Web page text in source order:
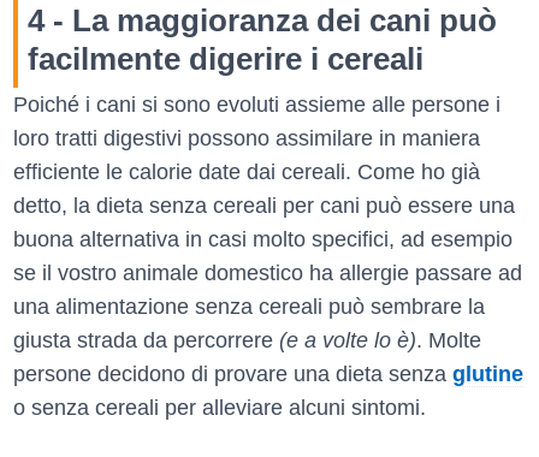
4 - La maggioranza dei cani può
facilmente digerire i cereali
Poiché i cani si sono evoluti assieme alle persone i
loro tratti digestivi possono assimilare in maniera
efficiente le calorie date dai cereali. Come ho già
detto, la dieta senza cereali per cani può essere una
buona alternativa in casi molto specifici, ad esempio
se il vostro animale domestico ha allergie passare ad
una alimentazione senza cereali può sembrare la
giusta strada da percorrere (e a volte lo è). Molte
persone decidono di provare una dieta senza glutine
o senza cereali per alleviare alcuni sintomi.